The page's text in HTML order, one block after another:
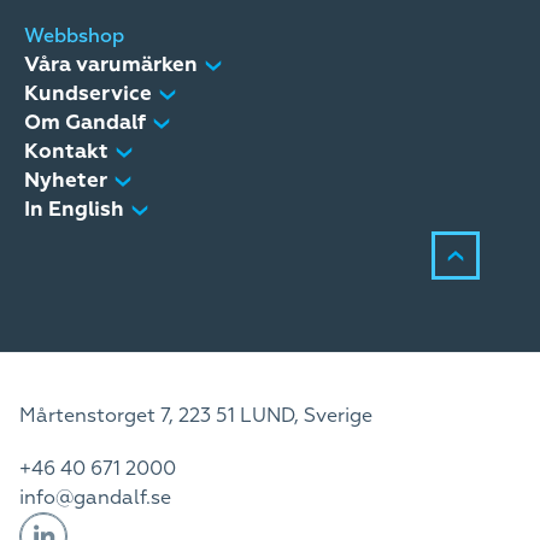
Due to the full-scale war in Ukraine, it was an
extremely turbulent year, both economically and
Webbshop
Våra varumärken
Kundservice
Om Gandalf
Kontakt
Nyheter
In English
Mårtenstorget 7, 223 51 LUND, Sverige
+46 40 671 2000
info@gandalf.se